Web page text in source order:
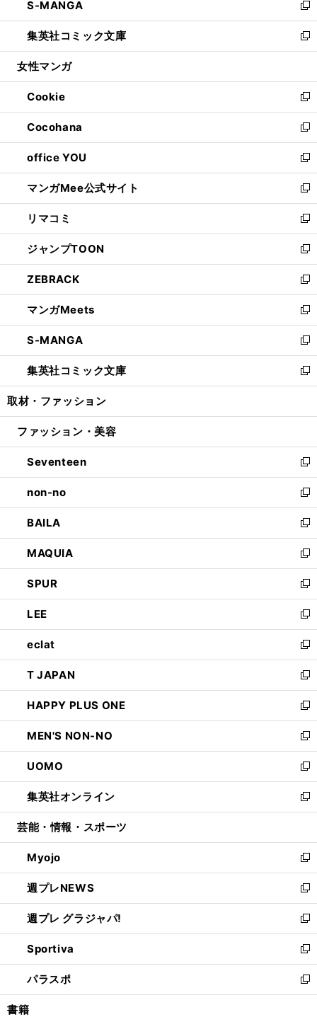
く
で
開
く
ド
ウ
で
開
ィ
ン
ド
ウ
開
く
い
ウ
ィ
ン
ウ
で
開
く
S-MANGA
新
し
い
ウ
ン
ド
ウ
で
開
く
集英社コミック文庫
新
し
ウ
ィ
ン
ド
ウ
で
開
く
女性マンガ
Cookie
新
し
い
ウ
ィ
ン
ド
ウ
で
開
く
Cocohana
新
し
い
ウ
ィ
ン
ド
ウ
で
開
く
office YOU
新
し
い
ウ
ィ
ン
ド
ウ
で
開
く
マンガMee公式サイト
新
し
い
ウ
ィ
ン
ド
ウ
で
開
く
リマコミ
新
し
い
ウ
ィ
ン
ド
ウ
で
開
く
ジャンプTOON
新
し
い
ウ
ィ
ン
ド
ウ
で
開
ZEBRACK
新
し
い
ウ
ィ
ン
ド
ウ
開
マンガMeets
新
し
い
ウ
ィ
ン
ウ
開
く
S-MANGA
新
し
い
ウ
ン
ウ
で
開
く
集英社コミック文庫
新
し
ウ
ン
ド
ウ
で
開
く
取材・ファッション
ファッション・美容
Seventeen
新
し
い
ウ
ィ
ン
ド
ウ
で
開
く
non-no
新
し
い
ウ
ィ
ン
ド
ウ
で
開
く
BAILA
新
し
い
ウ
ィ
ン
ド
ウ
で
開
く
MAQUIA
新
し
い
ウ
ィ
ン
ド
ウ
で
開
く
SPUR
新
し
い
ウ
ィ
ン
ド
ウ
で
開
く
LEE
新
し
い
ウ
ィ
ン
ド
ウ
で
開
く
eclat
新
し
い
ウ
ィ
ン
ド
ウ
で
開
く
T JAPAN
新
し
い
ウ
ィ
ン
ド
ウ
で
開
HAPPY PLUS ONE
新
し
い
ウ
ィ
ン
ド
ウ
開
く
MEN'S NON-NO
新
し
い
ウ
ィ
ン
ウ
で
開
く
UOMO
新
し
い
ウ
ン
ド
ウ
で
開
く
集英社オンライン
新
し
ウ
ィ
ン
ド
ウ
で
開
く
芸能・情報・スポーツ
Myojo
新
し
い
ウ
ィ
ン
ド
ウ
で
開
週プレNEWS
新
し
い
ウ
ィ
ン
ド
ウ
週プレ グラジャパ!
新
し
い
ウ
ィ
ン
Sportiva
新
し
い
ウ
パラスポ
新
し
書籍